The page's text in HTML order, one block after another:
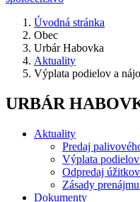
Úvodná stránka
Obec
Urbár Habovka
Aktuality
Výplata podielov a
URBÁR
Aktuality
Predaj
Výplata
Odpredaj
Zásady
Dokumenty